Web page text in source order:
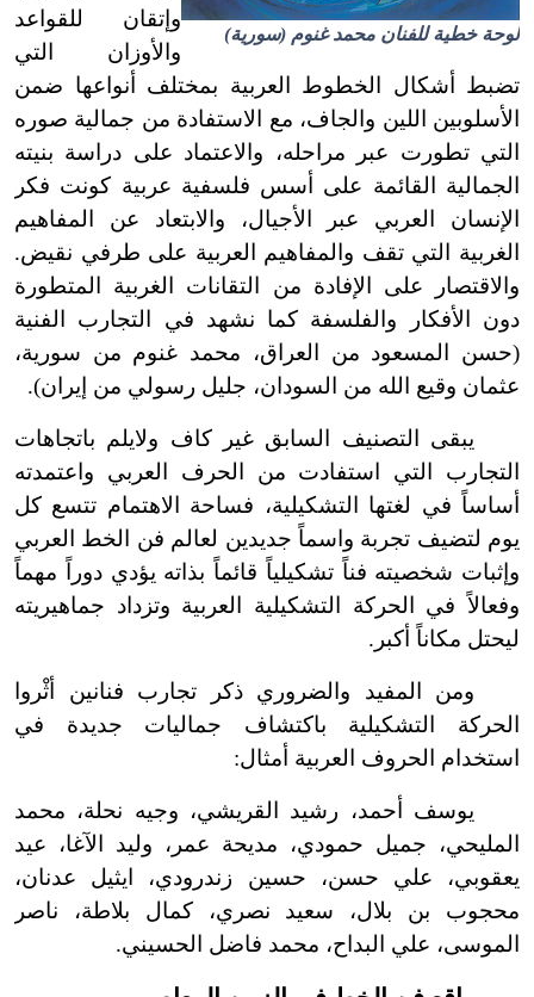
لوحة خطية للفنان محمد غنوم (سورية)
وإتقان للقواعد
والأوزان التي
تضبط أشكال الخطوط العربية بمختلف أنواعها ضمن
الأسلوبين اللين والجاف، مع الاستفادة من جمالية صوره
التي تطورت عبر مراحله، والاعتماد على دراسة بنيته
الجمالية القائمة على أسس فلسفية عربية كونت فكر
الإنسان العربي عبر الأجيال، والابتعاد عن المفاهيم
الغربية التي تقف والمفاهيم العربية على طرفي نقيض.
والاقتصار على الإفادة من التقانات الغربية المتطورة
دون الأفكار والفلسفة كما نشهد في التجارب الفنية
(حسن المسعود من العراق، محمد غنوم من سورية،
عثمان وقيع الله من السودان، جليل رسولي من إيران).
يبقى التصنيف السابق غير كاف ولايلم باتجاهات
التجارب التي استفادت من الحرف العربي واعتمدته
أساساً في لغتها التشكيلية، فساحة الاهتمام تتسع كل
يوم لتضيف تجربة واسماً جديدين لعالم فن الخط العربي
وإثبات شخصيته فناً تشكيلياً قائماً بذاته يؤدي دوراً مهماً
وفعالاً في الحركة التشكيلية العربية وتزداد جماهيريته
ليحتل مكاناً أكبر.
ومن المفيد والضروري ذكر تجارب فنانين أثْروا
الحركة التشكيلية باكتشاف جماليات جديدة في
استخدام الحروف العربية أمثال:
يوسف أحمد، رشيد القريشي، وجيه نحلة، محمد
المليحي، جميل حمودي، مديحة عمر، وليد الآغا، عيد
يعقوبي، علي حسن، حسين زندرودي، ايثيل عدنان،
محجوب بن بلال، سعيد نصري، كمال بلاطة، ناصر
الموسى، علي البداح، محمد فاضل الحسيني.